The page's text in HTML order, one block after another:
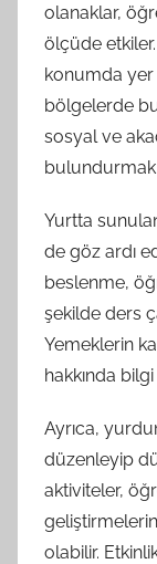
olanaklar,
ölçüde
konumda yer
bölgelerde
sosyal ve
bulundurmak
Yurtta
de göz ardı
beslenme,
şekilde ders
Yemeklerin
hakkında
Ayrıca,
düzenleyip
aktiviteler,
olabilir.